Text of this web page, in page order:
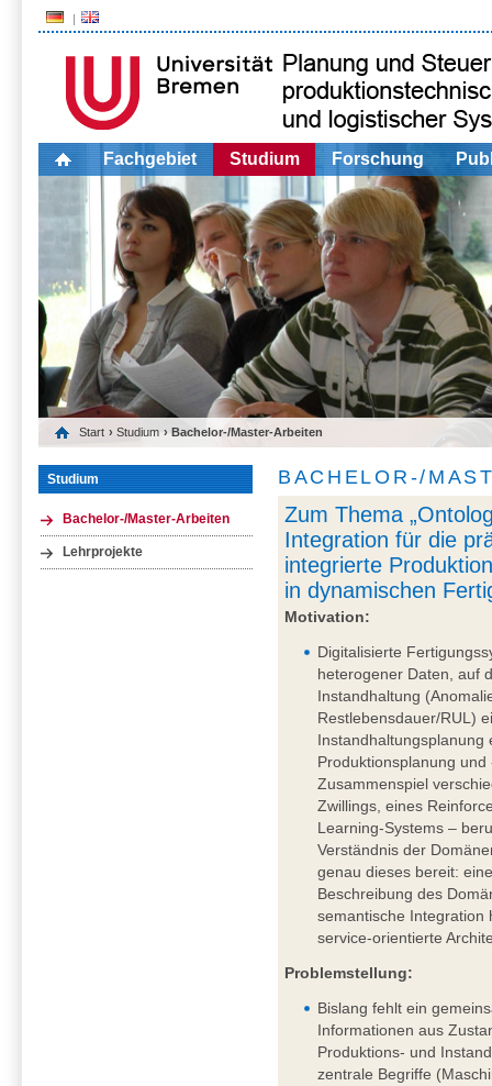
Fachgebiet Studium Forschung
Start ›Studium › Bachelor-/Master-Arbeiten
Studium
Bachelor-/Master-Arbeiten
Lehrprojekte
BACHELOR-/
Zum Thema
Integration für die
integrierte
in dynamischen
Motivation:
Digitalisierte
heterogener Daten, auf
Instandhaltung
Restlebensdauer/RUL)
Instandhaltungsplanung
Produktionsplanung
Zusammenspiel
Zwillings, eines
Learning-Systems –
Verständnis der
genau dieses bereit:
Beschreibung des
semantische Integration
service-orientierte
Problemstellung:
Bislang fehlt ein
Informationen aus
Produktions- und
zentrale Begriffe